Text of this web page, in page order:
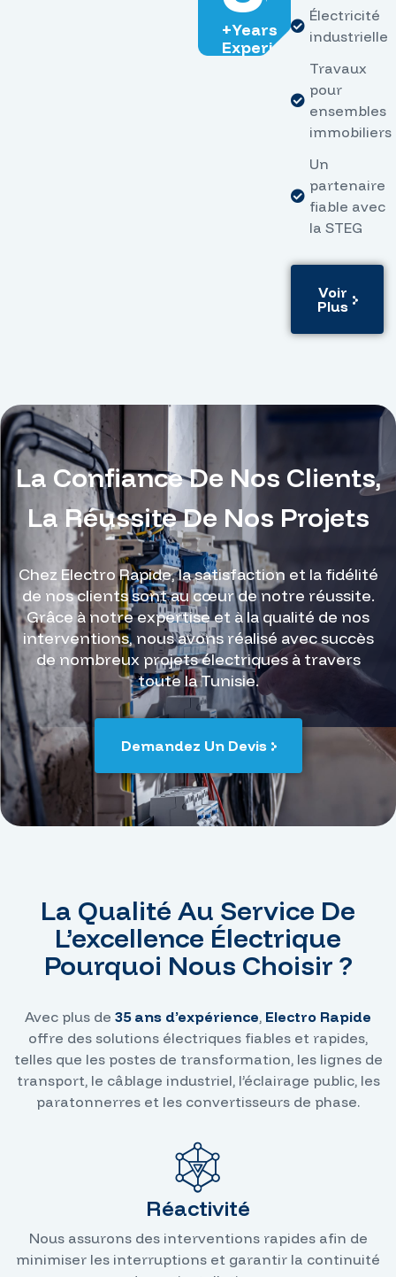
+Years
Experience
Électricité
industrielle
Travaux
pour
ensembles
immobiliers
Un
partenaire
fiable avec
la STEG
Voir
Plus
La Confiance De Nos Clients,
La Réussite De Nos Projets
Chez Electro Rapide, la satisfaction et la fidélité
de nos clients sont au cœur de notre réussite.
Grâce à notre expertise et à la qualité de nos
interventions, nous avons réalisé avec succès
de nombreux projets électriques à travers
toute la Tunisie.
Demandez Un Devis
La Qualité Au Service De
L’excellence Électrique
Pourquoi Nous Choisir ?
Avec plus de 35 ans d’expérience, Electro Rapide
offre des solutions électriques fiables et rapides,
telles que les postes de transformation, les lignes de
transport, le câblage industriel, l’éclairage public, les
paratonnerres et les convertisseurs de phase.
Réactivité
Nous assurons des interventions rapides afin de
minimiser les interruptions et garantir la continuité